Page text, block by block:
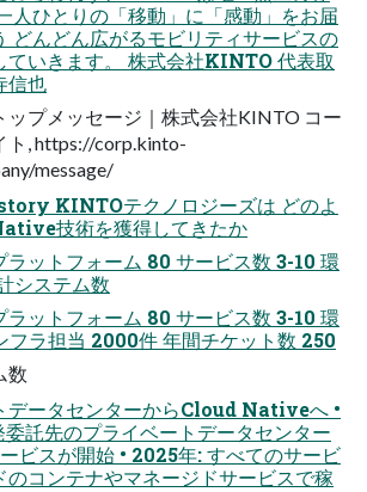
人ひとりの「移動」に「感動」をお届
どんどん広がるモビリティサービスの
ていきます。 株式会社KINTO 代表取
信也
ップメッセージ｜株式会社KINTO コー
ト, https://corp.kinto-
message/
KINTOテクノロジーズは どのよ
技術を獲得してきたか
ラットフォーム 80 サービス数 3-10 環
システム数
ラットフォーム 80 サービス数 3-10 環
フラ担当 2000件 年間チケット数 250
数
データセンターからCloud Nativeへ •
託先のプライベートデータセンター
ビスが開始 • 2025年: すべてのサービ
のコンテナやマネージドサービスで稼